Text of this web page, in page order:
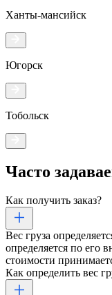
Ханты-мансийск
Югорск
Тобольск
Часто
Как получить заказ?
Вес груза
определяется по его
стоимости
Как определить вес